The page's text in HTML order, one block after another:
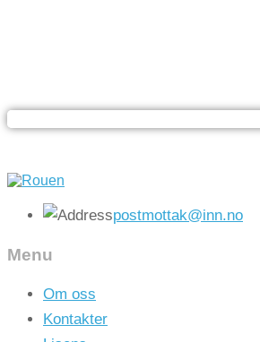
postmottak@inn.no
Menu
Om oss
Kontakter